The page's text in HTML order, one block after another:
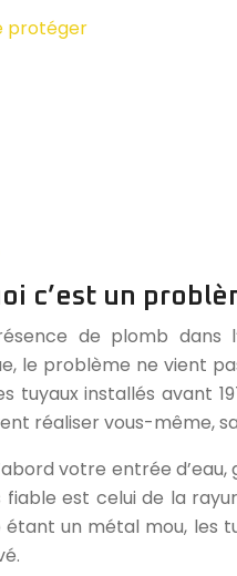
protéger
c’est un
de plomb dans
problème ne vient
installés avant
réaliser vous-même,
votre entrée
fiable est celui de la
étant un métal mou, les